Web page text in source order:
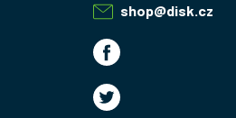
shop@disk.cz